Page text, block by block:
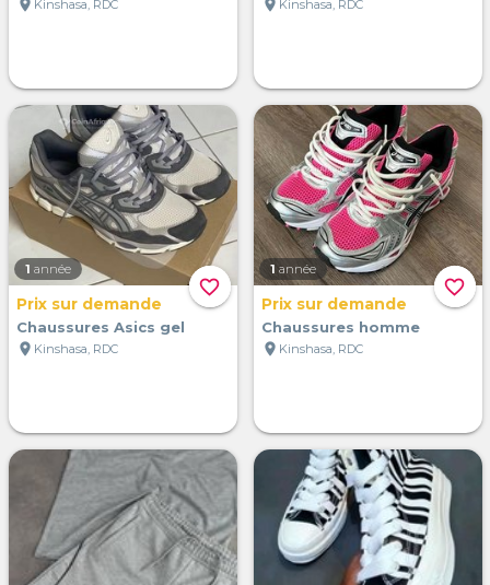
location_on Kinshasa, RDC
location_on Kinshasa, RDC
favorite_border
1 année
Prix sur demande
Chaussures Asics gel
location_on Kinshasa, RDC
favorite_border
1 année
Prix sur demande
Chaussures homme
location_on Kinshasa, RDC